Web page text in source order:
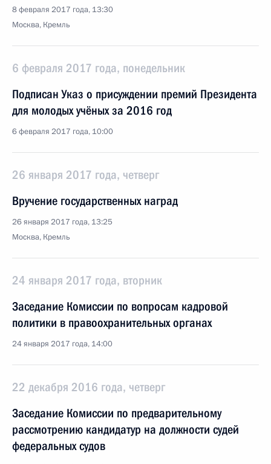
8 февраля 2017 года, 13:30
Москва, Кремль
6 февраля 2017 года, понедельник
Подписан Указ о присуждении премий Президента
для молодых учёных за 2016 год
6 февраля 2017 года, 10:00
26 января 2017 года, четверг
Вручение государственных наград
26 января 2017 года, 13:25
Москва, Кремль
24 января 2017 года, вторник
Заседание Комиссии по вопросам кадровой
политики в правоохранительных органах
24 января 2017 года, 14:00
22 декабря 2016 года, четверг
Заседание Комиссии по предварительному
рассмотрению кандидатур на должности судей
федеральных судов